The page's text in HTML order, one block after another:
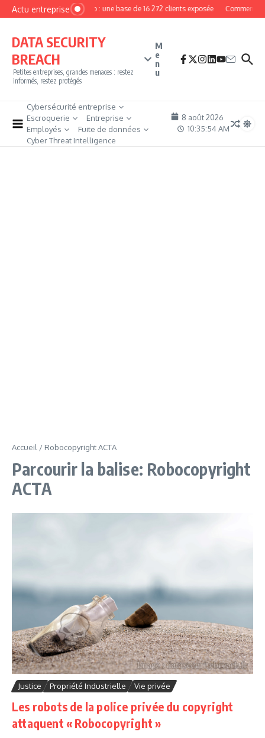
Aller au contenu
Actu entrepriseMyPhoto : une base de 16 272 clients exposée Comment
DATA SECURITY
BREACH
Petites entreprises, grandes menaces : restez
informés, restez protégés
M
e
n
u
Cybersécurité entreprise
Escroquerie
Entreprise
Employés
Fuite de données
Cyber Threat Intelligence
8 août 2026
10:35:54 AM
Accueil / Robocopyright ACTA
Parcourir la balise: Robocopyright
ACTA
Justice Propriété Industrielle Vie privée
Les robots de la police privée du copyright
attaquent « Robocopyright »